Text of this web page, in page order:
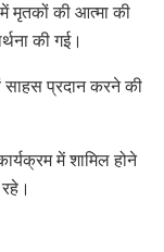
मृतकों की आत्मा की
की गई।
साहस प्रदान करने की
में शामिल होने